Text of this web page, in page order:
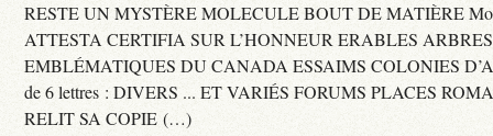
RESTE UN MYSTÈRE MOLECULE BOUT DE MATIÈRE
ATTESTA CERTIFIA SUR L’HONNEUR ERABLES ARBRES
EMBLÉMATIQUES DU CANADA ESSAIMS COLONIES
de 6 lettres : DIVERS ... ET VARIÉS FORUMS PLACES
RELIT SA COPIE (…)